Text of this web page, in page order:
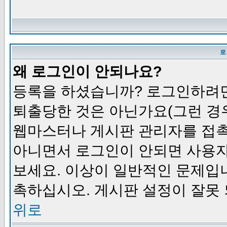
왜 로그인이 안되나요?
등록을 하셨습니까? 로그인하
퇴출당한 것은 아닌가요(그런
웹마스터나 게시판 관리자를 접
아니면서 로그인이 안되면 사용
보세요. 이상이 일반적인 문제
촉하십시오. 게시판 설정이 잘못
위로